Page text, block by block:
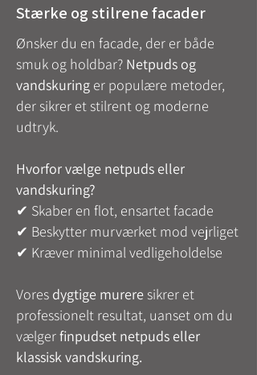
Stærke og stilrene facader
Ønsker du en facade, der er både
smuk og holdbar? Netpuds og
vandskuring er populære metoder,
der sikrer et stilrent og moderne
udtryk.
Hvorfor vælge netpuds eller
vandskuring?
✔ Skaber en flot, ensartet facade
✔ Beskytter murværket mod vejrliget
✔ Kræver minimal vedligeholdelse
Vores dygtige murere sikrer et
professionelt resultat, uanset om du
vælgerfinpudset netpuds eller
klassisk vandskuring.